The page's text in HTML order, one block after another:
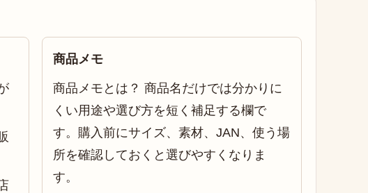
商品メモ
商品メモとは？ 商品名だけでは分かりに
くい用途や選び方を短く補足する欄で
す。購入前にサイズ、素材、JAN、使う場
所を確認しておくと選びやすくなりま
す。